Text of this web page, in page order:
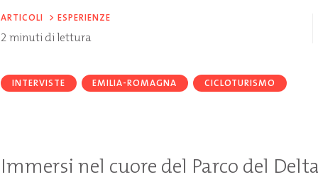
ARTICOLI > ESPERIENZE
2minuti di lettura
INTERVISTE EMILIA-ROMAGNA CICLOTURISMO
Immersi nel cuore del Parco del